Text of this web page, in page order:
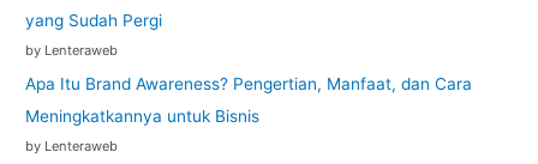
yang Sudah Pergi
by Lenteraweb
Apa Itu Brand Awareness? Pengertian, Manfaat, dan Cara
Meningkatkannya untuk Bisnis
by Lenteraweb